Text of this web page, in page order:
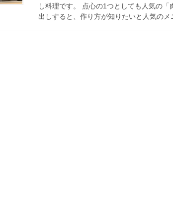
し料理です。 点心の1つとしても人気の
出しすると、作り方が知りたいと人気の